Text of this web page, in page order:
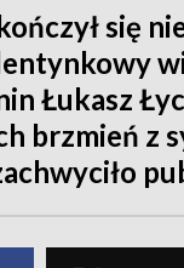
się
Łukasz
brzmień z